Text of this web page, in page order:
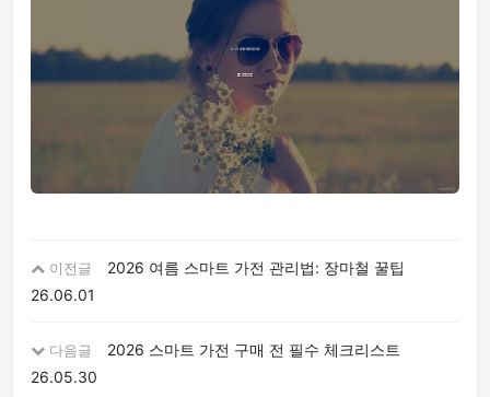
이전글
2026 여름 스마트 가전 관리법: 장마철 꿀팁
26.06.01
다음글
2026 스마트 가전 구매 전 필수 체크리스트
26.05.30